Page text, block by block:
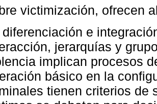
victimización, ofrecen
diferenciación e
jerarquías y
implican procesos
básico en la
tienen criterios de